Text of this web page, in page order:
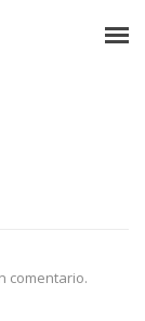
comentario.